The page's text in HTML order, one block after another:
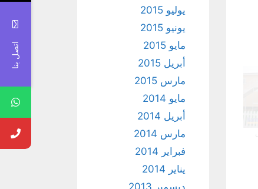
يوليو 2015
يونيو 2015
مايو 2015
أبريل 2015
مارس 2015
مايو 2014
أبريل 2014
مارس 2014
فبراير 2014
يناير 2014
ديسمبر 2013
اتصل بنا